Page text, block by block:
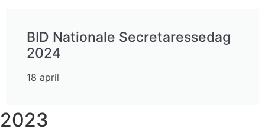
BID Nationale Secretaressedag
2024
18 april
2023